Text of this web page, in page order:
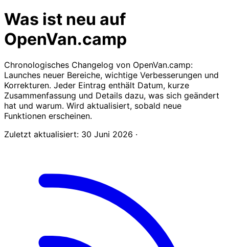
Was ist neu auf
OpenVan.camp
Chronologisches Changelog von OpenVan.camp:
Launches neuer Bereiche, wichtige Verbesserungen und
Korrekturen. Jeder Eintrag enthält Datum, kurze
Zusammenfassung und Details dazu, was sich geändert
hat und warum. Wird aktualisiert, sobald neue
Funktionen erscheinen.
Zuletzt aktualisiert: 30 Juni 2026 ·